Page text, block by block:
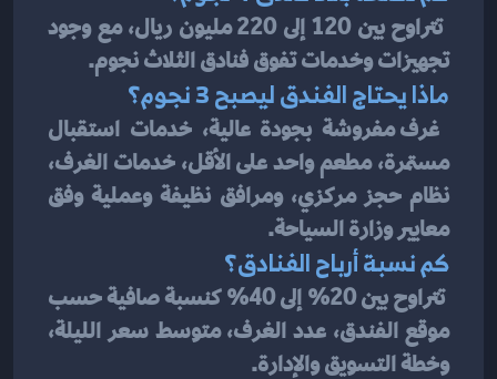
تجهيزات وخدمات تفوق فنادق الثلاث نجوم.
ماذا يحتاج الفندق ليصبح 3 نجوم؟
معايير وزارة السياحة.
كم نسبة أرباح الفنادق؟
وخطة التسويق والإدارة.